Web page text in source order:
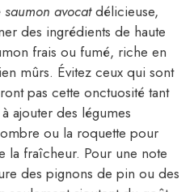
avocatdélicieuse,
des ingrédients de haute
frais ou fumé, riche en
mûrs. Évitez ceux qui sont
pas cette onctuosité tant
ajouter des légumes
ou la roquette pour
la fraîcheur. Pour une note
des pignons de pin ou des